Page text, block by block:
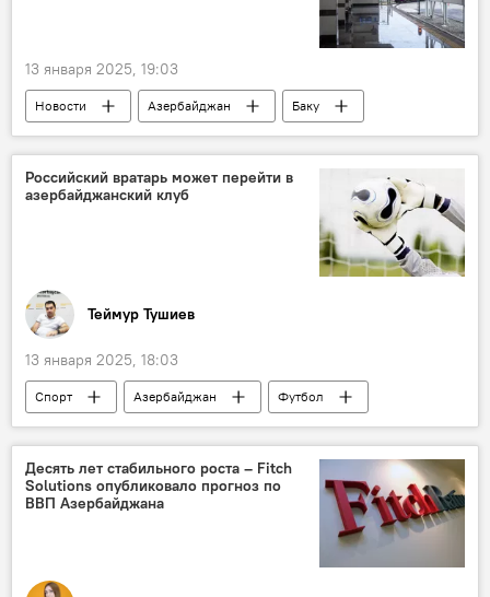
13 января 2025, 19:03
Новости Азербайджан
Баку
Транспорт
Общественный транспорт
ЗАО "Бакинский метрополитен"
автобусы
Трамвай
Ильхам Алиев
Российский вратарь может перейти в
азербайджанский клуб
Теймур Тушиев
13 января 2025, 18:03
Спорт Азербайджан
Футбол
премьер-лига
российский тренер Василий Березуцкий
ФК "Сабах"
ФК "Карабах"
голкипер
Десять лет стабильного роста – Fitch
Solutions опубликовало прогноз по
ВВП Азербайджана